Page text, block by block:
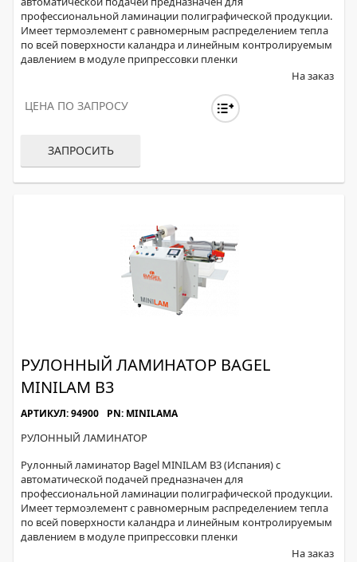
профессиональной ламинации полиграфической продукции.
Имеет термоэлемент c равномерным распределением тепла
по всей поверхности каландра и линейным контролируемым
давлением в модуле припрессовки пленки
На заказ
ЦЕНА ПО ЗАПРОСУ
ЗАПРОСИТЬ
РУЛОННЫЙ ЛАМИНАТОР BAGEL
MINILAM B3
АРТИКУЛ: 94900 PN: MINILAMA
РУЛОННЫЙ ЛАМИНАТОР
Рулонный ламинатор Bagel MINILAM B3 (Испания) с
автоматической подачей предназначен для
профессиональной ламинации полиграфической продукции.
Имеет термоэлемент c равномерным распределением тепла
по всей поверхности каландра и линейным контролируемым
давлением в модуле припрессовки пленки
На заказ